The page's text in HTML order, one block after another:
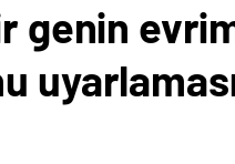
genin